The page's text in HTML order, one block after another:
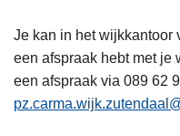
Je kan in het wijkkantoor
een afspraak hebt met je
een afspraak via 089 62